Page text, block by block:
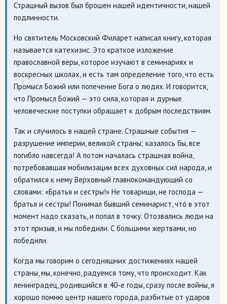
Страшный вызов был брошен нашей идентичности, нашей
подлинности.
Но святитель Московский Филарет написал книгу, которая
называется катехизис. Это краткое изложение
православной веры, которое изучают в семинариях и
воскресных школах, и есть там определение того, что есть
Промысл Божий или попечение Бога о людях. И говорится,
что Промысл Божий — это сила, которая и дурные
человеческие поступки обращает к добрым последствиям.
Так и случилось в нашей стране. Страшные события —
разрушение империи, великой страны; казалось бы, все
погибло навсегда! А потом началась страшная война,
потребовавшая мобилизации всех духовных сил народа, и
обратился к нему Верховный главнокомандующий со
словами: «Братья и сестры!» Не товарищи, не господа —
братья и сестры! Понимал бывший семинарист, чтó в этот
момент надо сказать, и попал в точку. Отозвались люди на
этот призыв, и мы победили. С большими жертвами, но
победили.
Когда мы говорим о сегодняшних достижениях нашей
страны, мы, конечно, радуемся тому, что происходит. Как
ленинградец, родившийся в 40-е годы, сразу после войны, я
хорошо помню центр нашего города, разбитые от ударов